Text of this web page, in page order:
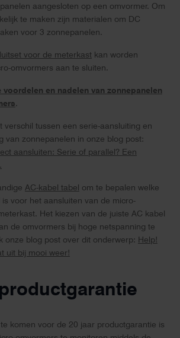
aangesloten op een omvormer. Om
te maken zijn materialen om DC
voor 3 zonnepanelen.
voor de meterkast kan worden
omvormers aan te sluiten.
voordelen en nadelen van zonnepanelen
.
verschil tussen een serie-aansluiting en
van zonnepanelen in onze blog post:
aansluiten: Serie of parallel? Een
AC-kabel tabel om te bepalen welke
voor het aansluiten van de micro-
Het kiezen van de juiste AC kabel
de omvormers bij hoge netspanning te
onze blog post over dit onderwerp: Help!
uit bij mooi weer!
komen voor de 20 jaar productgarantie is